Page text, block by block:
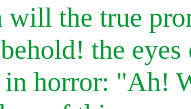
will the true
the
in horror: "Ah!